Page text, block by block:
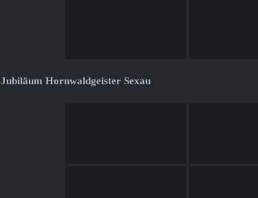
Jubiläum Hornwaldgeister Sexau